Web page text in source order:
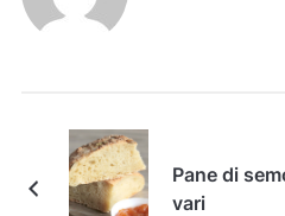
Pane di
vari